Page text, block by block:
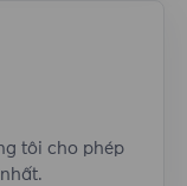
tôi cho phép